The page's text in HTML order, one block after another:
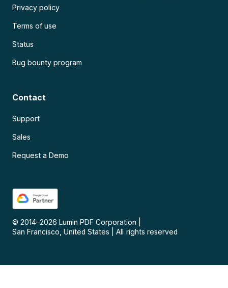
Privacy policy
Terms of use
Status
Bug bounty program
Contact
Support
Sales
Request a Demo
© 2014–2026 Lumin PDF Corporation
San Francisco, United States
All rights reserved